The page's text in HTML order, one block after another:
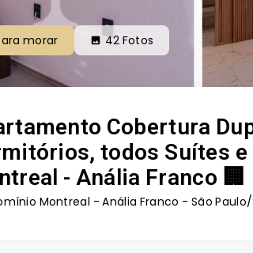
morar 42 Fotos
Cobertura
todos Suítes e
- Anália Franco 🏢
Montreal -Anália Franco - São Paulo/